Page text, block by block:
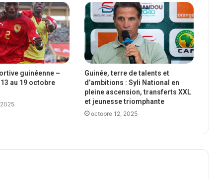
guinéenne –
au 19 octobre
Guinée, terre de talents et
d’ambitions : Syli National en
pleine ascension, transferts XXL
et jeunesse triomphante
octobre 12, 2025